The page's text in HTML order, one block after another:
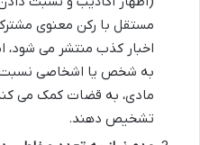
مستقل با رکن معنوی
اخبار کذب منتشر می
به شخص یا اشخاصی نسبت
مادی، به قضات کمک می کند
تشخیص دهند.